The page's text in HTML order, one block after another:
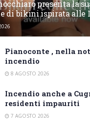
presenta la
di bikini ispirata alle
Pianoconte , nella
incendio
8 AGOSTO 2026
Incendio anche a
residenti impauriti
7 AGOSTO 2026